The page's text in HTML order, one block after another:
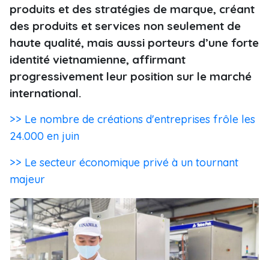
produits et des stratégies de marque, créant
des produits et services non seulement de
haute qualité, mais aussi porteurs d’une forte
identité vietnamienne, affirmant
progressivement leur position sur le marché
international.
>> Le nombre de créations d'entreprises frôle les
24.000 en juin
>> Le secteur économique privé à un tournant
majeur